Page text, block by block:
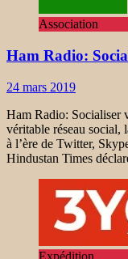
Association
Ham Radio:
24 mars 2019
Ham Radio: Socialiser
véritable réseau social,
à l’ère de Twitter,
Hindustan Times
Expédition